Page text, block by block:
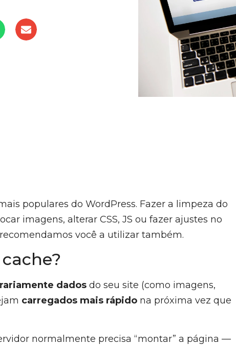
populares do WordPress. Fazer a limpeza do
imagens, alterar CSS, JS ou fazer ajustes no
você a utilizar também.
dados do seu site (como imagens,
carregados mais rápido na próxima vez que
normalmente precisa “montar” a página —